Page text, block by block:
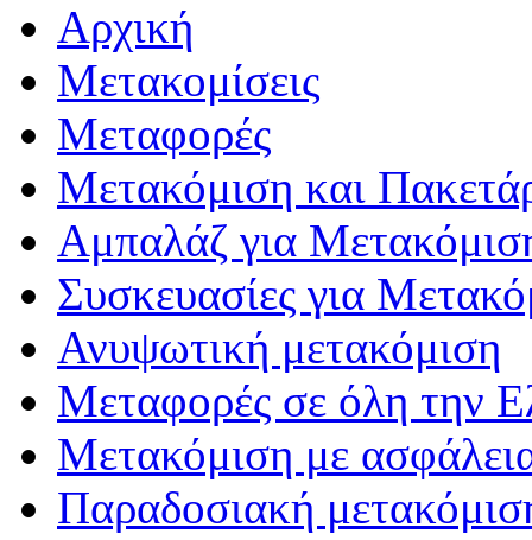
Αρχική
Μετακομίσεις
Μεταφορές
Μετακόμιση και
Αμπαλάζ για
Συσκευασίες για
Ανυψωτική μετακόμιση
Μεταφορές σε όλη την
Μετακόμιση με
Παραδοσιακή